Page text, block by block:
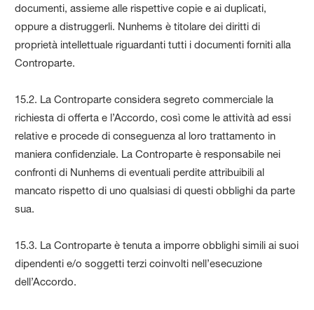
documenti, assieme alle rispettive copie e ai duplicati,
oppure a distruggerli. Nunhems è titolare dei diritti di
proprietà intellettuale riguardanti tutti i documenti forniti alla
Controparte.
15.2. La Controparte considera segreto commerciale la
richiesta di offerta e l’Accordo, così come le attività ad essi
relative e procede di conseguenza al loro trattamento in
maniera confidenziale. La Controparte è responsabile nei
confronti di Nunhems di eventuali perdite attribuibili al
mancato rispetto di uno qualsiasi di questi obblighi da parte
sua.
15.3. La Controparte è tenuta a imporre obblighi simili ai suoi
dipendenti e/o soggetti terzi coinvolti nell’esecuzione
dell’Accordo.